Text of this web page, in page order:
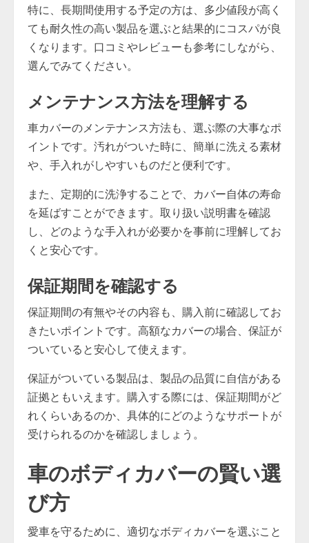
特に、長期間使用する予定の方は、多少値段が高く
ても耐久性の高い製品を選ぶと結果的にコスパが良
くなります。口コミやレビューも参考にしながら、
選んでみてください。
メンテナンス方法を理解する
車カバーのメンテナンス方法も、選ぶ際の大事なポ
イントです。汚れがついた時に、簡単に洗える素材
や、手入れがしやすいものだと便利です。
また、定期的に洗浄することで、カバー自体の寿命
を延ばすことができます。取り扱い説明書を確認
し、どのような手入れが必要かを事前に理解してお
くと安心です。
保証期間を確認する
保証期間の有無やその内容も、購入前に確認してお
きたいポイントです。高額なカバーの場合、保証が
ついていると安心して使えます。
保証がついている製品は、製品の品質に自信がある
証拠ともいえます。購入する際には、保証期間がど
れくらいあるのか、具体的にどのようなサポートが
受けられるのかを確認しましょう。
車のボディカバーの賢い選
び方
愛車を守るために、適切なボディカバーを選ぶこと